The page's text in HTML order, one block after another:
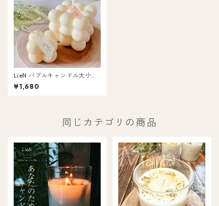
LieN バブルキャンドル大小セ
ット 国産蜜蝋×ソイMix L034
¥1,680
同じカテゴリの商品